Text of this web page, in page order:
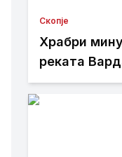
Скопје
Храбри
реката